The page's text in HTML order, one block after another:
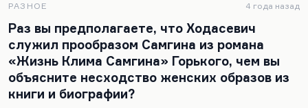
традицией в русской поэзии), благодаря всему
этому Державин жив. Другое дело, что Херасков,
допустим, Сумароков (Сумароков, кстати, в
меньшей степени), Во весь Тредиаковский — они,
естественно, как-то накрыты двумя
предыдущими…
РАЗНОЕ 4 года назад
Раз вы предполагаете, что Ходасевич
служил прообразом Самгина из романа
«Жизнь Клима Самгина» Горького, чем вы
объясните несходство женских образов из
книги и биографии?